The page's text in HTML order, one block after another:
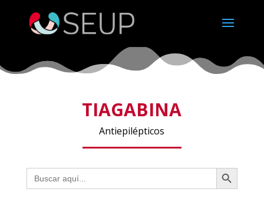
TIAGABINA
Antiepilépticos
Buscar: Botón de búsqueda